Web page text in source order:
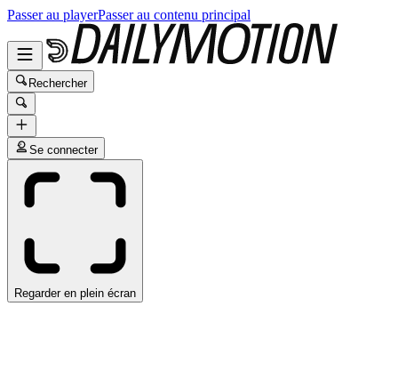
Passer au playerPasser au contenu principal
Rechercher
Se connecter
Regarder en plein écran